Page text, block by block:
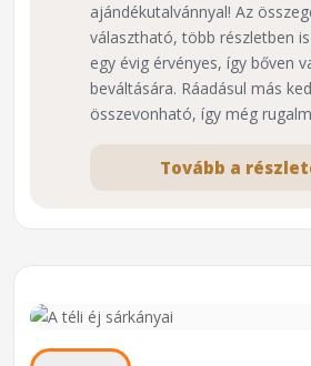
ajándékutalvánnyal! Az
választható, több részletben
egy évig érvényes, így bőven
beváltására. Ráadásul más
összevonható, így még
Tovább a